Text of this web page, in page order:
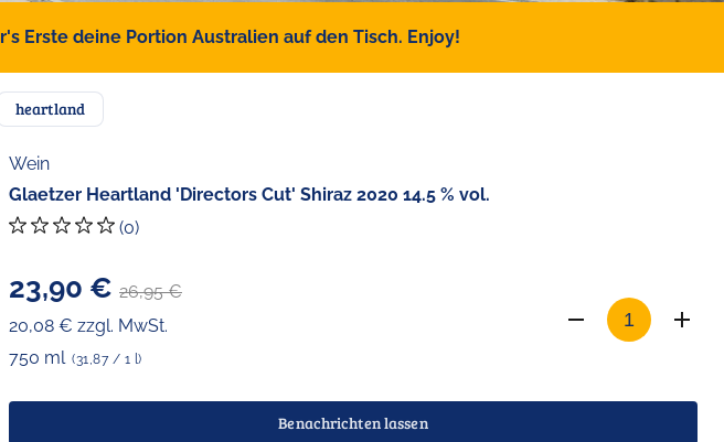
Erste deine Portion Australien auf den Tisch. Enjoy!
heartland
Wein
Glaetzer Heartland 'Directors Cut' Shiraz 2020 14.5 % vol.
(0)
23,90 € 26,95 €
20,08 € zzgl. MwSt.
750 ml (31,87 / 1 l)
Benachrichten lassen